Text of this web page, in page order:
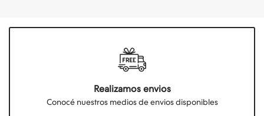
Realizamos envios
Conocé nuestros medios de envios disponibles